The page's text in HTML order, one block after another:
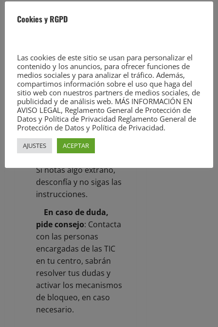
sospechosos
conoces o que parece
sospechoso, es mejor
no abrirlo y eliminarlo
de inmediato.
Si detectas errores,
sospecha: Los mensajes
fraudulentos suelen
contener errores (por
Si notas algo extraño,
desconfía y no sigas las
instrucciones.
En caso de duda,
pide consejo: Contacta
con las personas
encargadas de las TIC
en tu centro, sabrán
resolver tus dudas y
activar los mecanismos
de bloqueo, en caso
necesario.
Cookies y RGPD
Las cookies de este sitio se usan para personalizar el
contenido y los anuncios, para ofrecer funciones de
medios sociales y para analizar el tráfico. Además,
compartimos información sobre el uso que haga del
sitio web con nuestros partners de medios sociales, de
publicidad y de análisis web. MÁS INFORMACIÓN EN
AVISO LEGAL, Reglamento General de Protección de
Datos y Política de Privacidad Reglamento General de
Protección de Datos y Política de Privacidad.
AJUSTES ACEPTAR